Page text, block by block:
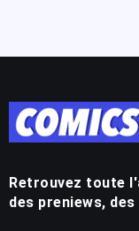
Retrouvez toute
des preniews,